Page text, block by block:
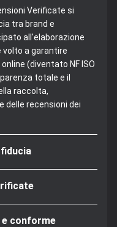
Verificate si
tra brand e
all'elaborazione
volto a garantire
(diventato NF ISO
totale e il
raccolta,
delle recensioni dei
e conforme